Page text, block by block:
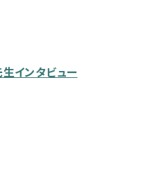
インタビュー